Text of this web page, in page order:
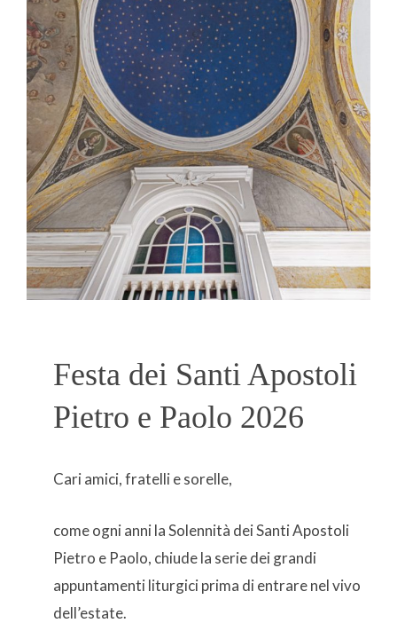
Festa dei Santi Apostoli
Pietro e Paolo 2026
Cari amici, fratelli e sorelle,
come ogni anni la Solennità dei Santi Apostoli
Pietro e Paolo, chiude la serie dei grandi
appuntamenti liturgici prima di entrare nel vivo
dell’estate.